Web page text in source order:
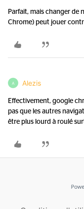
Parfait, mais changer de
Chrome) peut jouer
A Alezis
Effectivement, google
pas que les autres
être plus lourd à roulé